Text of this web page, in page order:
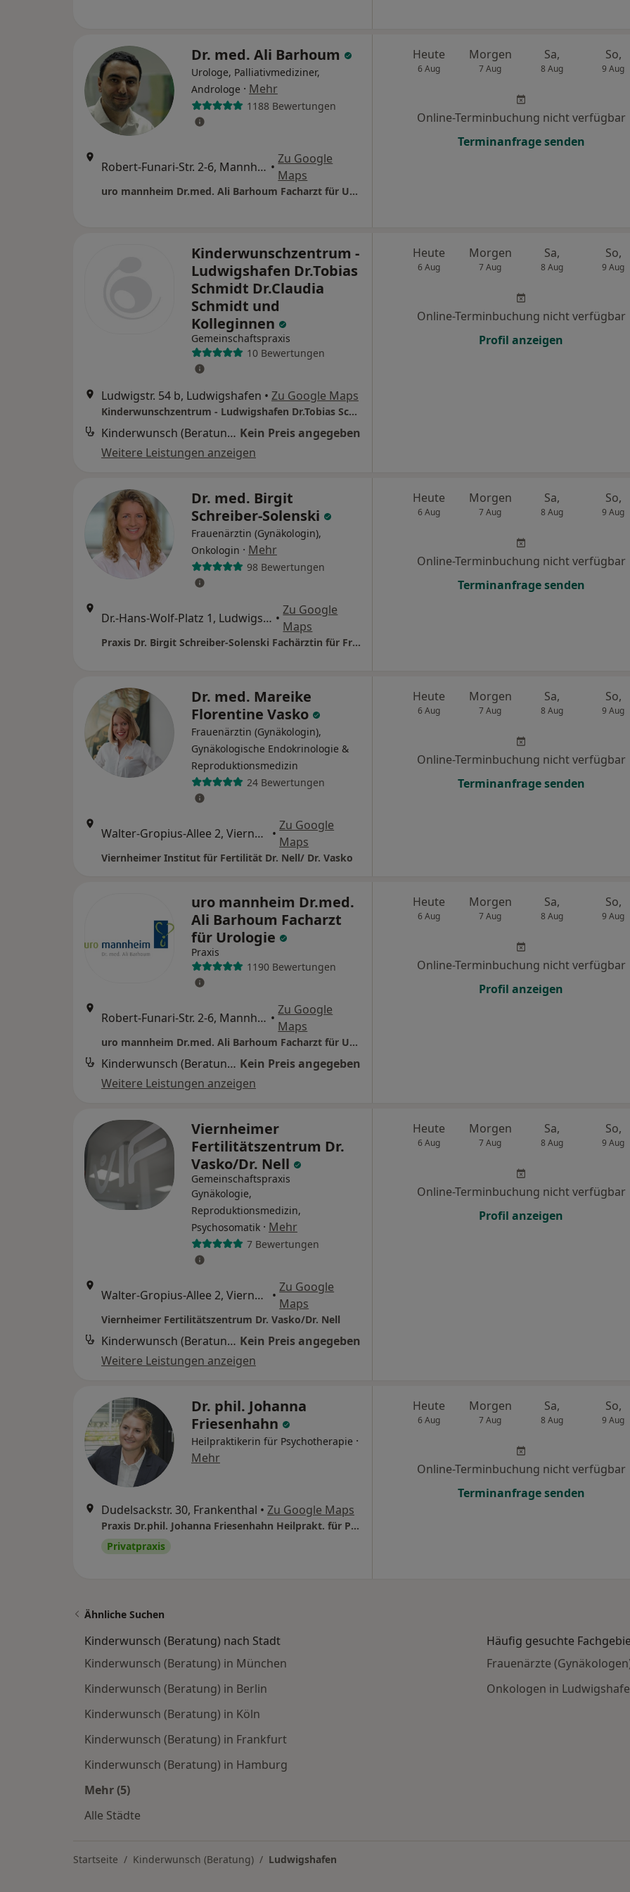
Dr. med. Ali Barhoum
Urologe, Palliativmediziner,
Androloge · Mehr
1188 Bewertungen
Robert-Funari-Str. 2-6, Mannheim •
Zu Google
Maps
uro mannheim Dr.med. Ali Barhoum Facharzt für Urologie
Heute
6 Aug
Morgen
7 Aug
Sa,
8 Aug
So,
9 Aug
Online-Terminbuchung nicht verfügbar
Terminanfrage senden
Kinderwunschzentrum -
Ludwigshafen Dr.Tobias
Schmidt Dr.Claudia
Schmidt und
Kolleginnen
Gemeinschaftspraxis
10 Bewertungen
Ludwigstr. 54 b, Ludwigshafen • Zu Google Maps
Kinderwunschzentrum - Ludwigshafen Dr.Tobias Schmidt Dr.Claudia Schmidt und Kolleginnen
Kinderwunsch (Beratung) Kein Preis angegeben
Weitere Leistungen anzeigen
Heute
6 Aug
Morgen
7 Aug
Sa,
8 Aug
So,
9 Aug
Online-Terminbuchung nicht verfügbar
Profil anzeigen
Dr. med. Birgit
Schreiber-Solenski
Frauenärztin (Gynäkologin),
Onkologin · Mehr
98 Bewertungen
Dr.-Hans-Wolf-Platz 1, Ludwigshafen •
Zu Google
Maps
Praxis Dr. Birgit Schreiber-Solenski Fachärztin für Frauenheilkunde und Geburtshilfe
Heute
6 Aug
Morgen
7 Aug
Sa,
8 Aug
So,
9 Aug
Online-Terminbuchung nicht verfügbar
Terminanfrage senden
Dr. med. Mareike
Florentine Vasko
Frauenärztin (Gynäkologin),
Gynäkologische Endokrinologie &
Reproduktionsmedizin
24 Bewertungen
Walter-Gropius-Allee 2, Viernheim •
Zu Google
Maps
Viernheimer Institut für Fertilität Dr. Nell/ Dr. Vasko
Heute
6 Aug
Morgen
7 Aug
Sa,
8 Aug
So,
9 Aug
Online-Terminbuchung nicht verfügbar
Terminanfrage senden
uro mannheim Dr.med.
Ali Barhoum Facharzt
für Urologie
Praxis
1190 Bewertungen
Robert-Funari-Str. 2-6, Mannheim •
Zu Google
Maps
uro mannheim Dr.med. Ali Barhoum Facharzt für Urologie
Kinderwunsch (Beratung) Kein Preis angegeben
Weitere Leistungen anzeigen
Heute
6 Aug
Morgen
7 Aug
Sa,
8 Aug
So,
9 Aug
Online-Terminbuchung nicht verfügbar
Profil anzeigen
Viernheimer
Fertilitätszentrum Dr.
Vasko/Dr. Nell
Gemeinschaftspraxis
Gynäkologie,
Reproduktionsmedizin,
Psychosomatik · Mehr
7 Bewertungen
Walter-Gropius-Allee 2, Viernheim •
Zu Google
Maps
Viernheimer Fertilitätszentrum Dr. Vasko/Dr. Nell
Kinderwunsch (Beratung) Kein Preis angegeben
Weitere Leistungen anzeigen
Heute
6 Aug
Morgen
7 Aug
Sa,
8 Aug
So,
9 Aug
Online-Terminbuchung nicht verfügbar
Profil anzeigen
Dr. phil. Johanna
Friesenhahn
Heilpraktikerin für Psychotherapie ·
Mehr
Dudelsackstr. 30, Frankenthal • Zu Google Maps
Praxis Dr.phil. Johanna Friesenhahn Heilprakt. für Psychotherapie
Privatpraxis
Heute
6 Aug
Morgen
7 Aug
Sa,
8 Aug
So,
9 Aug
Online-Terminbuchung nicht verfügbar
Terminanfrage senden
Ähnliche Suchen
Kinderwunsch (Beratung) nach Stadt
Kinderwunsch (Beratung) in München
Kinderwunsch (Beratung) in Berlin
Kinderwunsch (Beratung) in Köln
Kinderwunsch (Beratung) in Frankfurt
Kinderwunsch (Beratung) in Hamburg
Mehr (5)
Alle Städte
Häufig gesuchte
Frauenärzte
Onkologen in
Startseite Kinderwunsch (Beratung) Ludwigshafen